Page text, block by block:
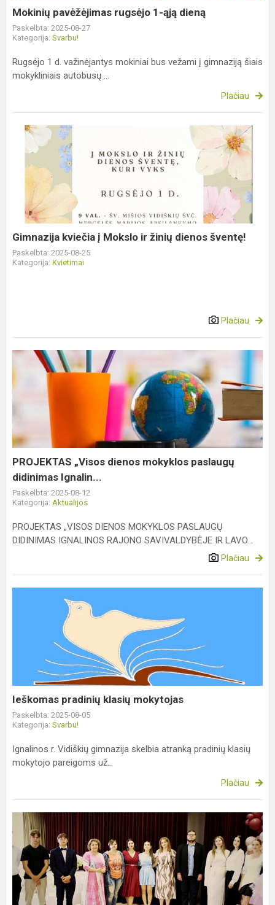
Mokinių pavėžėjimas rugsėjo 1-ąją dieną
Paskelbta: 2025-08-27
Kategorija: Svarbu!
Rugsėjo 1 d. važinėjantys mokiniai bus vežami į gimnaziją šiais
mokykliniais autobusų ...
Plačiau
Gimnazija
kviečia
Mokslo
žinių
dienos
šventę!
Gimnazija kviečia į Mokslo ir žinių dienos šventę!
Paskelbta: 2025-08-25
Kategorija: Kvietimai
Plačiau
PROJEKTAS
„Visos
dienos
mokyklos
paslaugų
didinimas
Ignalin...
PROJEKTAS „Visos dienos mokyklos paslaugų
didinimas Ignalin...
Paskelbta: 2025-08-12
Kategorija: Aktualijos
PROJEKTAS „VISOS DIENOS MOKYKLOS PASLAUGŲ
DIDINIMAS IGNALINOS RAJONO SAVIVALDYBĖJE IR LAVO...
Plačiau
Ieškomas pradinių klasių mokytojas
Paskelbta: 2025-08-05
Kategorija: Svarbu!
Ignalinos r. Vidiškių gimnazija skelbia atranką pradinių klasių
mokytojo pareigoms už...
Plačiau
Išleistuvės
–
gražus
atsisveikinimas
ir
nauja